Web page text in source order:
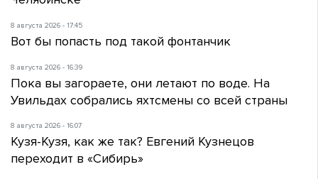
8 августа 2026 - 17:45
Вот бы попасть под такой фонтанчик
8 августа 2026 - 16:39
Пока вы загораете, они летают по воде. На
Увильдах собрались яхтсмены со всей страны
8 августа 2026 - 16:07
Кузя-Кузя, как же так? Евгений Кузнецов
переходит в «Сибирь»